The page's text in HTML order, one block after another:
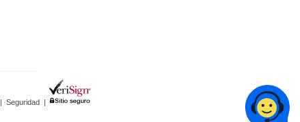
| Seguridad |